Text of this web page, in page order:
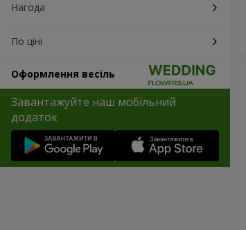
Нагода
По ціні
Оформлення весіль
Завантажуйте наш мобільний
додаток